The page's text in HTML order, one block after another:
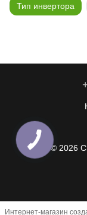
Тип инвертора
© 2026
Интернет-магазин